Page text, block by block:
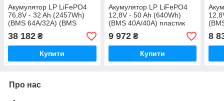
Акумулятор LP LiFePO4
76,8V - 32 Ah (2457Wh)
(BMS 64A/32А) (BMS
64A/32А) пластик LCD
Smart BT
38 182 ₴
Купити
Акумулятор LP LiFePO4
12,8V - 50 Ah (640Wh)
(BMS 40A/40А) пластик
LCD Smart BT
9 972₴
Купити
8
Про нас